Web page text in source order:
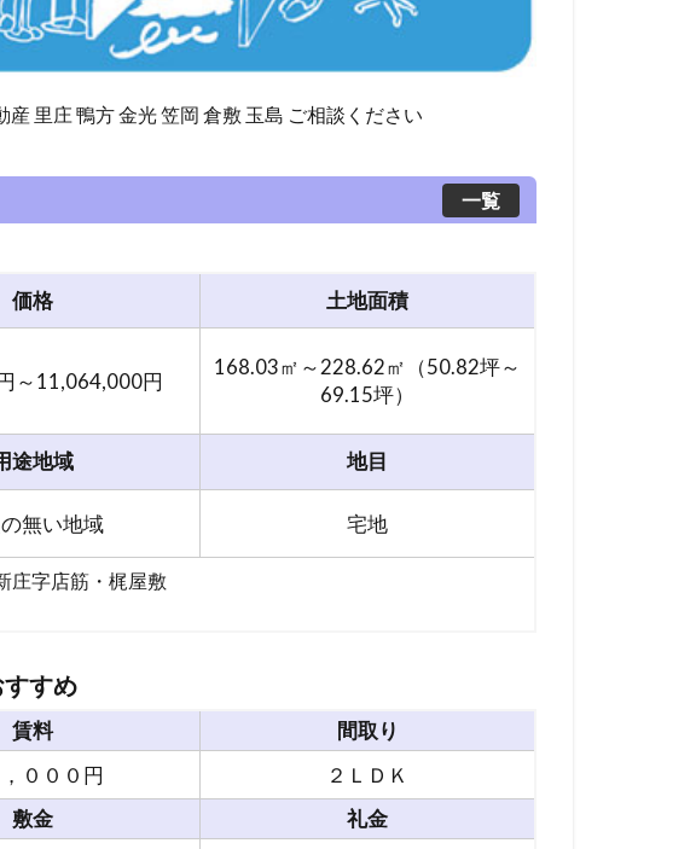
産 里庄 鴨方 金光 笠岡 倉敷 玉島 ご相談ください
一覧
価格 土地面積
～11,064,000円
168.03㎡～228.62㎡（50.82坪～
69.15坪）
途地域 地目
無い地域 宅地
庄字店筋・梶屋敷
すめ
賃料
間取り
０００円
２ＬＤＫ
敷金
礼金